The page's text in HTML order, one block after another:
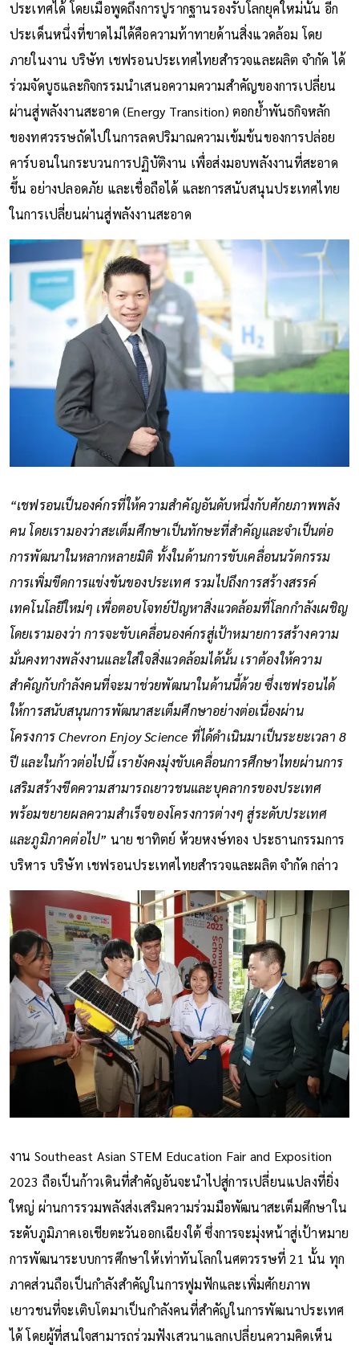
ประเทศได้ โดยเมื่อพูดถึงการปูรากฐานรองรับโลกยุคใหม่นั้น อีก
ประเด็นหนึ่งที่ขาดไม่ได้คือความท้าทายด้านสิ่งแวดล้อม โดย
ภายในงาน บริษัท เชฟรอนประเทศไทยสำรวจและผลิต จำกัด ได้
ร่วมจัดบูธและกิจกรรมนำเสนอความความสำคัญของการเปลี่ยน
ผ่านสู่พลังงานสะอาด (Energy Transition) ตอกย้ำพันธกิจหลัก
ของทศวรรษถัดไปในการลดปริมาณความเข้มข้นของการปล่อย
คาร์บอนในกระบวนการปฏิบัติงาน เพื่อส่งมอบพลังงานที่สะอาด
ขึ้น อย่างปลอดภัย และเชื่อถือได้ และการสนับสนุนประเทศไทย
ในการเปลี่ยนผ่านสู่พลังงานสะอาด
“เชฟรอนเป็นองค์กรที่ให้ความสำคัญอันดับหนึ่งกับศักยภาพพลัง
คน โดยเรามองว่าสะเต็มศึกษาเป็นทักษะที่สำคัญและจำเป็นต่อ
การพัฒนาในหลากหลายมิติ ทั้งในด้านการขับเคลื่อนนวัตกรรม
การเพิ่มขีดการแข่งขันของประเทศ รวมไปถึงการสร้างสรรค์
เทคโนโลยีใหม่ๆ เพื่อตอบโจทย์ปัญหาสิ่งแวดล้อมที่โลกกำลังเผชิญ
โดยเรามองว่า การจะขับเคลื่อนองค์กรสู่เป้าหมายการสร้างความ
มั่นคงทางพลังงานและใส่ใจสิ่งแวดล้อมได้นั้น เราต้องให้ความ
สำคัญกับกำลังคนที่จะมาช่วยพัฒนาในด้านนี้ด้วย ซึ่งเชฟรอนได้
ให้การสนับสนุนการพัฒนาสะเต็มศึกษาอย่างต่อเนื่องผ่าน
โครงการ Chevron Enjoy Science ที่ได้ดำเนินมาเป็นระยะเวลา 8
ปี และในก้าวต่อไปนี้ เรายังคงมุ่งขับเคลื่อนการศึกษาไทยผ่านการ
เสริมสร้างขีดความสามารถเยาวชนและบุคลากรของประเทศ
พร้อมขยายผลความสำเร็จของโครงการต่างๆ สู่ระดับประเทศ
และภูมิภาคต่อไป” นาย ชาทิตย์ ห้วยหงษ์ทอง ประธานกรรมการ
บริหาร บริษัท เชฟรอนประเทศไทยสำรวจและผลิต จำกัด กล่าว
งาน Southeast Asian STEM Education Fair and Exposition
2023 ถือเป็นก้าวเดินที่สำคัญอันจะนำไปสู่การเปลี่ยนแปลงที่ยิ่ง
ใหญ่ ผ่านการรวมพลังส่งเสริมความร่วมมือพัฒนาสะเต็มศึกษาใน
ระดับภูมิภาคเอเชียตะวันออกเฉียงใต้ ซึ่งการจะมุ่งหน้าสู่เป้าหมาย
การพัฒนาระบบการศึกษาให้เท่าทันโลกในศตวรรษที่ 21 นั้น ทุก
ภาคส่วนถือเป็นกำลังสำคัญในการฟูมฟักและเพิ่มศักยภาพ
เยาวชนที่จะเติบโตมาเป็นกำลังคนที่สำคัญในการพัฒนาประเทศ
ได้ โดยผู้ที่สนใจสามารถร่วมฟังเสวนาแลกเปลี่ยนความคิดเห็น